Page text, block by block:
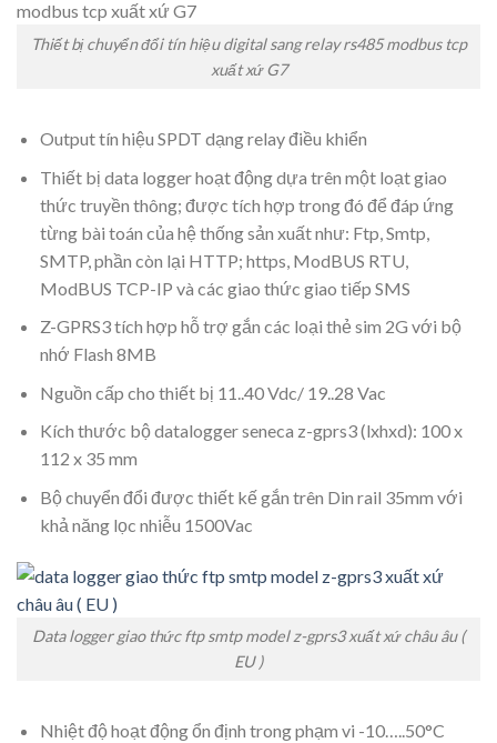
Thiết bị chuyển đổi tín hiệu digital sang relay rs485 modbus tcp
xuất xứ G7
Output tín hiệu SPDT dạng relay điều khiển
Thiết bị data logger hoạt động dựa trên một loạt giao
thức truyền thông; được tích hợp trong đó để đáp ứng
từng bài toán của hệ thống sản xuất như: Ftp, Smtp,
SMTP, phần còn lại HTTP; https, ModBUS RTU,
ModBUS TCP-IP và các giao thức giao tiếp SMS
Z-GPRS3 tích hợp hỗ trợ gắn các loại thẻ sim 2G với bộ
nhớ Flash 8MB
Nguồn cấp cho thiết bị 11..40 Vdc/ 19..28 Vac
Kích thước bộ datalogger seneca z-gprs3 (lxhxd): 100 x
112 x 35 mm
Bộ chuyển đổi được thiết kế gắn trên Din rail 35mm với
khả năng lọc nhiễu 1500Vac
Data logger giao thức ftp smtp model z-gprs3 xuất xứ châu âu (
EU )
Nhiệt độ hoạt động ổn định trong phạm vi -10…..50°C